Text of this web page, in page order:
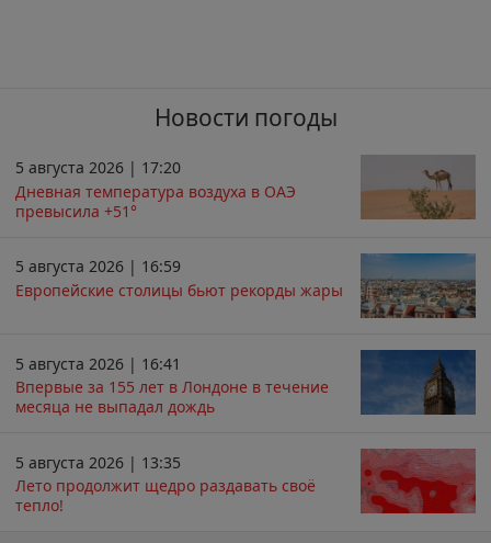
Новости погоды
5 августа 2026 | 17:20
Дневная температура воздуха в ОАЭ
превысила +51°
5 августа 2026 | 16:59
Европейские столицы бьют рекорды жары
5 августа 2026 | 16:41
Впервые за 155 лет в Лондоне в течение
месяца не выпадал дождь
5 августа 2026 | 13:35
Лето продолжит щедро раздавать своё
тепло!